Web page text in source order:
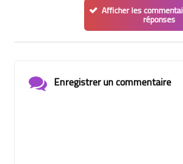
Afficher les
réponses
Enregistrer un commentaire